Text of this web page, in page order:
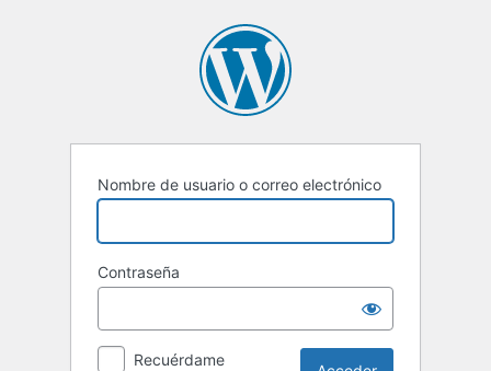
Nombre de usuario o correo electrónico
Contraseña
Recuérdame